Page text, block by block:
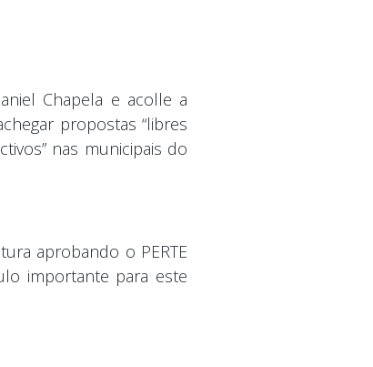
Chapela e acolle a
propostas “libres
nas municipais do
aprobando o PERTE
importante para este